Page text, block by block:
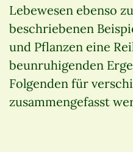
Lebewesen ebenso
beschriebenen
und Pflanzen eine
beunruhigenden
Folgenden für
zusammengefasst